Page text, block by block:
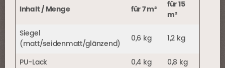
Inhalt / Menge für 7 m²
für 15
m²
Siegel
(matt/seidenmatt/glänzend)
0,6 kg 1,2 kg
PU-Lack 0,4 kg 0,8 kg